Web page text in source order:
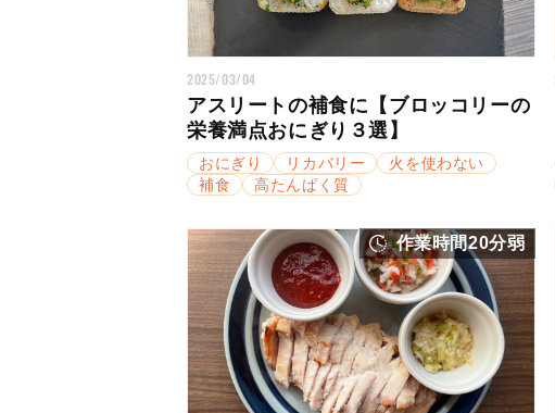
2025/03/04
アスリートの補食に【ブロッコリーの
栄養満点おにぎり３選】
おにぎり リカバリー
火を使わない
補食
高たんぱく質
作業時間20分弱